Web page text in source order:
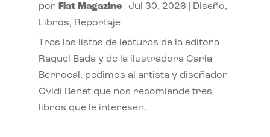
por Flat Magazine| Jul 30, 2026 Diseño,
Libros, Reportaje
Tras las listas de lecturas de la editora
Raquel Bada y de la ilustradora Carla
Berrocal, pedimos al artista y diseñador
Ovidi Benet que nos recomiende tres
libros que le interesen.